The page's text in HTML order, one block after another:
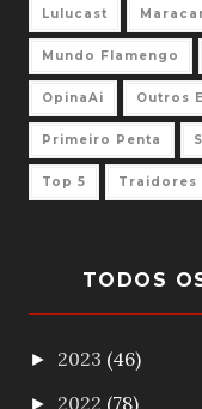
Lulucast
Mundo Flamengo
OpinaAi Outros
Primeiro Penta
Top 5 Traidores
TODOS
► 2023 (46)
► 2022 (78)